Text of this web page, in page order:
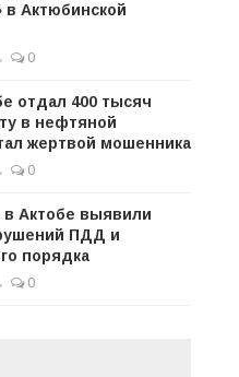
в Актюбинской
0
отдал 400 тысяч
в нефтяной
жертвой мошенника
0
Актобе выявили
ПДД и
порядка
0